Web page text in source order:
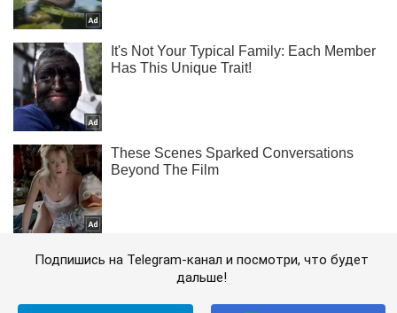
Подпишись на Telegram-канал и посмотри, что будет
дальше!